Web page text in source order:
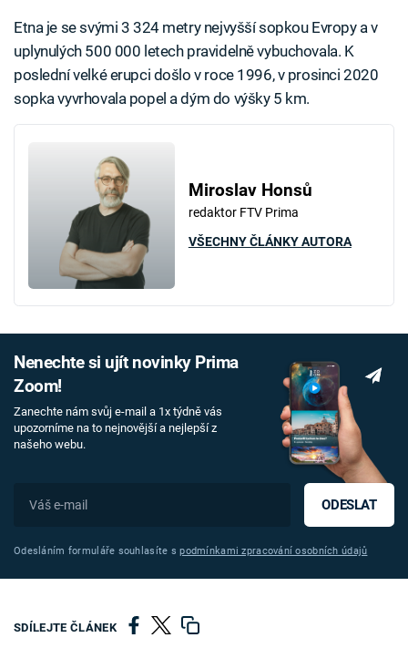
Etna je se svými 3 324 metry nejvyšší sopkou Evropy a v
uplynulých 500 000 letech pravidelně vybuchovala. K
poslední velké erupci došlo v roce 1996, v prosinci 2020
sopka vyvrhovala popel a dým do výšky 5 km.
Miroslav Honsů
redaktor FTV Prima
VŠECHNY ČLÁNKY AUTORA
Nenechte si ujít novinky Prima
Zoom!
Zanechte nám svůj e-mail a 1x týdně vás
upozorníme na to nejnovější a nejlepší z
našeho webu.
ODESLAT
Odesláním formuláře souhlasíte spodmínkami zpracování osobních údajů
SDÍLEJTE ČLÁNEK